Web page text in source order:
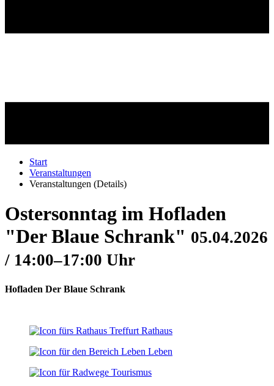
Start
Veranstaltungen
Veranstaltungen (Details)
Ostersonntag im Hofladen
"Der Blaue Schrank" 05.04.2026
/ 14:00–17:00 Uhr
Hofladen Der Blaue Schrank
Rathaus
Leben
Tourismus